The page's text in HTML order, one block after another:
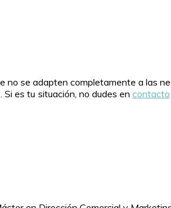
se adapten completamente a las
es tu situación, no dudes en contacto